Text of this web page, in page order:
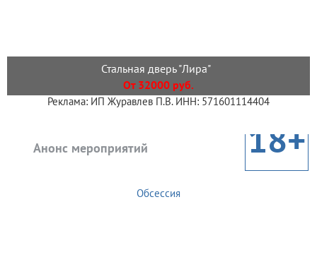
Стальная дверь "Лира"
От 32000 руб.
Реклама: ИП Журавлев П.В. ИНН: 571601114404
Анонс мероприятий 18+
Обсессия